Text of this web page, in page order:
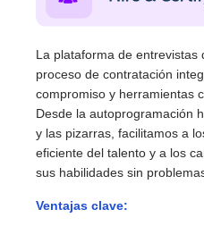
La plataforma de entrevistas
proceso de contratación
compromiso y herramientas
Desde la autoprogramación
y las pizarras, facilitamos a
eficiente del talento y a los
sus habilidades sin
Ventajas clave: